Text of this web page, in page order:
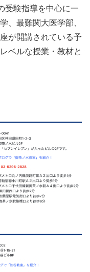
受験指導を中心に一
、最難関大医学部、
が開講されている予
ベルな授業・教材と